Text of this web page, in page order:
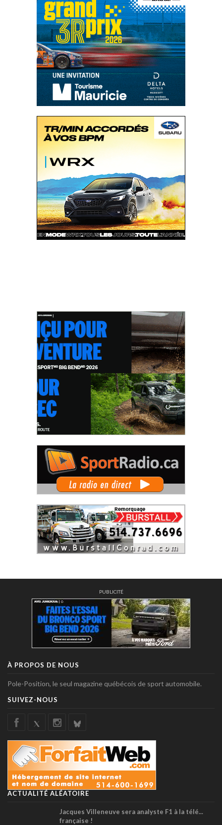
PUBLICITÉ
À PROPOS DE NOUS
Pole-Position, le seul magazine québécois de sport automobile.
SUIVEZ-NOUS
ACTUALITÉ ALÉATOIRE
Jacques Villeneuve sera analyste F1 à la télé...
française !